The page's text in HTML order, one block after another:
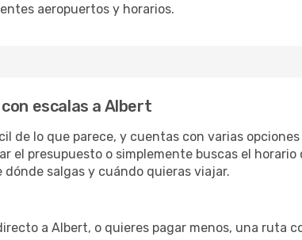
aeropuertos y horarios.
escalas a Albert
de lo que parece, y cuentas con varias
el presupuesto o simplemente buscas el
salgas y cuándo quieras viajar.
a Albert, o quieres pagar menos, una ruta